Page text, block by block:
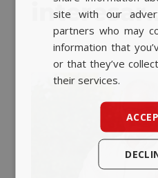
site with our
partners who may
information that
or that they’ve
their services.